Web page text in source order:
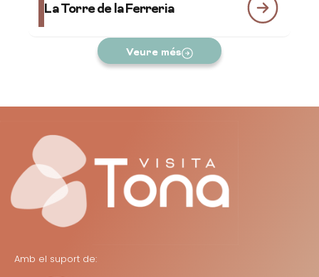
La Torre de la Ferreria
Veure més
Amb el suport de: